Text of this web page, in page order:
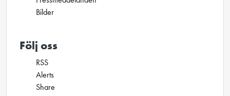
Bilder
Följ oss
RSS
Alerts
Share